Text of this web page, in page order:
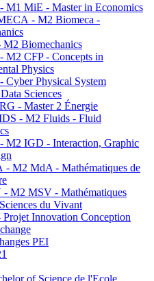
M1 MiE - Master in Economics
- M2 Biomeca -
Biomechanics
M2 CFP - Concepts in
Physics
Cyber Physical System
Sciences
- Master 2 Énergie
- M2 Fluids - Fluid
M2 IGD - Interaction, Graphic
M2 MdA - Mathématiques de
M2 MSV - Mathématiques
du Vivant
Innovation Conception
PEI
of Science de l'Ecole